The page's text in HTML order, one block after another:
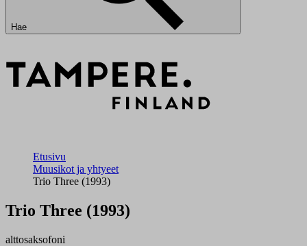
Hae
Etusivu
Muusikot ja yhtyeet
Trio Three (1993)
Trio Three (1993)
alttosaksofoni